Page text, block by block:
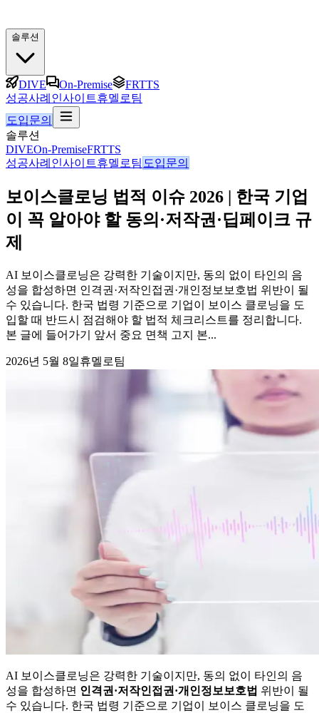
솔루션
DIVE On-Premise
FRTTS
성공사례 인사이트휴멜로팀
도입문의
솔루션
DIVEOn-PremiseFRTTS
성공사례 인사이트휴멜로팀 도입문의
보이스클로닝 법적 이슈 2026 | 한국 기업
이 꼭 알아야 할 동의·저작권·딥페이크 규
제
AI 보이스클로닝은 강력한 기술이지만, 동의 없이 타인의 음
성을 합성하면 인격권·저작인접권·개인정보보호법 위반이 될
수 있습니다. 한국 법령 기준으로 기업이 보이스 클로닝을 도
입할 때 반드시 점검해야 할 법적 체크리스트를 정리합니다.
본 글에 들어가기 앞서 중요 면책 고지 본...
2026년 5월 8일휴멜로팀
AI 보이스클로닝은 강력한 기술이지만, 동의 없이 타인의 음
성을 합성하면 인격권·저작인접권·개인정보보호법 위반이 될
수 있습니다. 한국 법령 기준으로 기업이 보이스 클로닝을 도